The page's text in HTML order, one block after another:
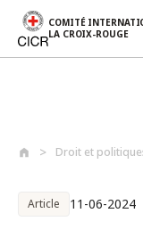
COMITÉ
LA CROIX-ROUGE
Droit et
Article 11-06-2024